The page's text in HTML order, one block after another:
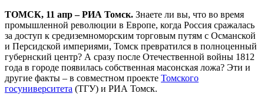
ТОМСК, 11 апр – РИА Томск. Знаете ли вы, что во время
промышленной революции в Европе, когда Россия сражалась
за доступ к средиземноморским торговым путям с Османской
и Персидской империями, Томск превратился в полноценный
губернский центр? А сразу после Отечественной войны 1812
года в городе появилась собственная масонская ложа? Эти и
другие факты – в совместном проекте Томского
госуниверситета (ТГУ) и РИА Томск.